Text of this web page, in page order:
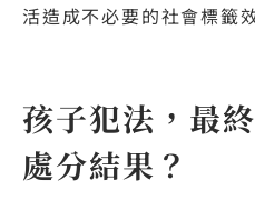
活造成不必要的社會標籤
孩子犯法，最
處分結果？